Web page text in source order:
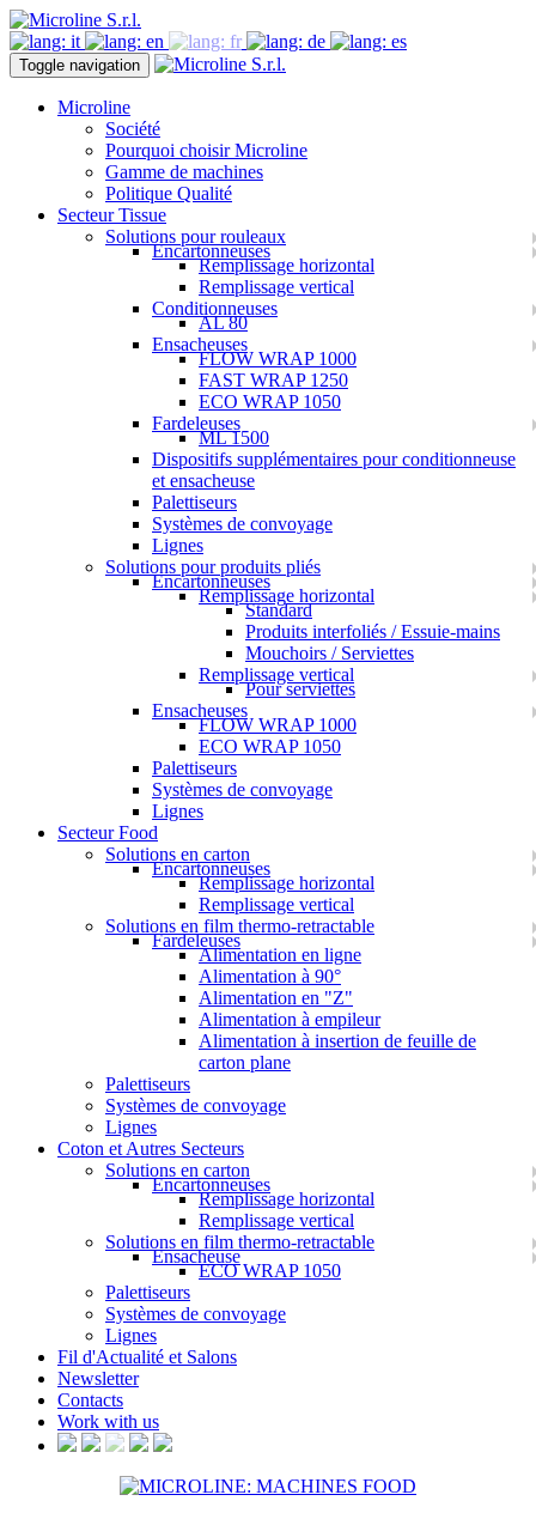
Toggle navigation
Microline
Société
Pourquoi choisir Microline
Gamme de machines
Politique Qualité
Secteur Tissue
Solutions pour rouleaux
Encartonneuses
Remplissage horizontal
Remplissage vertical
Conditionneuses
AL 80
Ensacheuses
FLOW WRAP 1000
FAST WRAP 1250
ECO WRAP 1050
Fardeleuses
ML 1500
Dispositifs supplémentaires pour conditionneuse
et ensacheuse
Palettiseurs
Systèmes de convoyage
Lignes
Solutions pour produits pliés
Encartonneuses
Remplissage horizontal
Standard
Produits interfoliés / Essuie-mains
Mouchoirs / Serviettes
Remplissage vertical
Pour serviettes
Ensacheuses
FLOW WRAP 1000
ECO WRAP 1050
Palettiseurs
Systèmes de convoyage
Lignes
Secteur Food
Solutions en carton
Encartonneuses
Remplissage horizontal
Remplissage vertical
Solutions en film thermo-retractable
Fardeleuses
Alimentation en ligne
Alimentation à 90°
Alimentation en "Z"
Alimentation à empileur
Alimentation à insertion de feuille de
carton plane
Palettiseurs
Systèmes de convoyage
Lignes
Coton et Autres Secteurs
Solutions en carton
Encartonneuses
Remplissage horizontal
Remplissage vertical
Solutions en film thermo-retractable
Ensacheuse
ECO WRAP 1050
Palettiseurs
Systèmes de convoyage
Lignes
Fil d'Actualité et Salons
Newsletter
Contacts
Work with us